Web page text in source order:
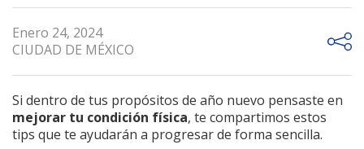
Enero 24, 2024
CIUDAD DE MÉXICO
Si dentro de tus propósitos de año nuevo pensaste en
mejorar tu condición física, te compartimos estos
tips que te ayudarán a progresar de forma sencilla.